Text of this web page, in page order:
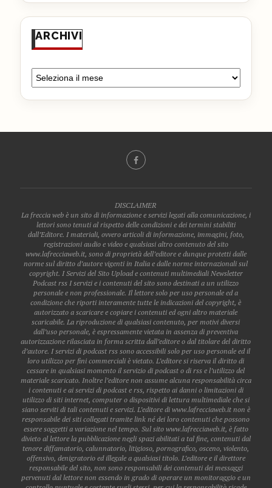
ARCHIVI
DISCLAIMER
La freccia web è un sito di informazione e servizi legati alla comunicazione, i
lettori sono tenuti al rispetto delle condizioni e dei termini stabiliti
dall’Editore. I materiali, ovvero articoli di informazione, immagini, foto,
registrazioni audio e video e qualsiasi altro contenuto del sito
www.lafrecciaweb.it, sono di proprietà dell’editore e dunque protetti dalle
norme sul diritto d’autore vigenti in Italia e dalle norme internazionali sul
copyright. I Servizi del Sito Upload e contenuti multimediali Newsletter
Podcast rss I servizi e i contenuti del sito sono destinati a un utilizzo
personale e non professionale. Il lettore solo per uso personale ed a
condizione che riporti interamente tutte le indicazioni del copyright, è
autorizzato a scaricare e copiare i contenuti ed ogni altro materiale
scaricabile. La riproduzione di qualsiasi contenuto, per motivi diversi
dall’uso personale, è espressamente vietata in assenza di preventiva
autorizzazione rilasciata in forma scritta dall’editore o dal titolare del diritto
d’autore. I servizi di podcast rss sono accessibili solo per uso personale ed il
loro utilizzo per fini commerciali è vietato. L’editore si riserva il diritto di
cessare in qualsiasi momento il servizio di podcast o di rss e l’utilizzo del
materiale scaricato. Inoltre l’editore non assume alcuna responsabilità circa
i contenuti e ai servizi di podcast e rss, rispetto ai danni o limitazioni di
utilizzo di siti internet, computer o dispositivi di lettura multimediale che si
siano serviti di tali contenuti e servizi. L’editore di www.lafrecciaweb.it non è
responsabile dei siti collegati tramite link né dei loro contenuti che possono
essere soggetti a variazione nel tempo. Sul sito www.lafrecciaweb.it, è fatto
divieto al lettore la pubblicazione negli spazi abilitati a tal fine, contenuti dal
tenore diffamatorio, calunnatorio, litigioso, pornografico, osceno, violento,
offensivo, denigratorio ed illegale a qualsiasi titolo. L’editore e il direttore
responsabile del sito, non sono responsabili dei contenuti dei messaggi
pervenuti dal lettore non essendo in grado di operare un monitoraggio e un